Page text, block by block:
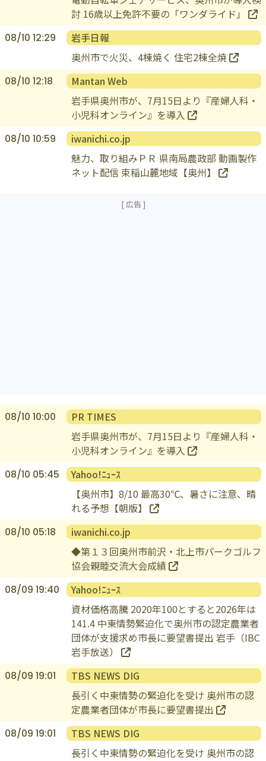
電動自転車シェアサービス、奥州市が導入検
討 16歳以上免許不要の「ワンダライド」
08/10 12:29
岩手日報
奥州市で火災、4棟焼く 住宅2棟全焼
08/10 12:18
Mantan Web
岩手県奥州市が、7月15日より『産婦人科・
小児科オンライン』を導入
08/10 10:59
iwanichi.co.jp
魅力、取り組みＰＲ 県南局農政部 動画製作
ネット配信 束稲山麓地域【奥州】
08/10 10:00
PR TIMES
岩手県奥州市が、7月15日より『産婦人科・
小児科オンライン』を導入
08/10 05:45
Yahoo!ﾆｭｰｽ
【奥州市】8/10 最高30℃、暑さに注意、晴
れる予想【朝版】
08/10 05:18
iwanichi.co.jp
◆第１３回奥州市前沢・北上市パークゴルフ
協会親睦交流大会成績
08/09 19:40
Yahoo!ﾆｭｰｽ
資材価格高騰 2020年100とすると2026年は
141.4 中東情勢緊迫化で奥州市の認定農業者
団体が支援求め市長に要望書提出 岩手（IBC
岩手放送）
08/09 19:01
TBS NEWS DIG
長引く中東情勢の緊迫化を受け 奥州市の認
定農業者団体が市長に要望書提出
08/09 19:01
TBS NEWS DIG